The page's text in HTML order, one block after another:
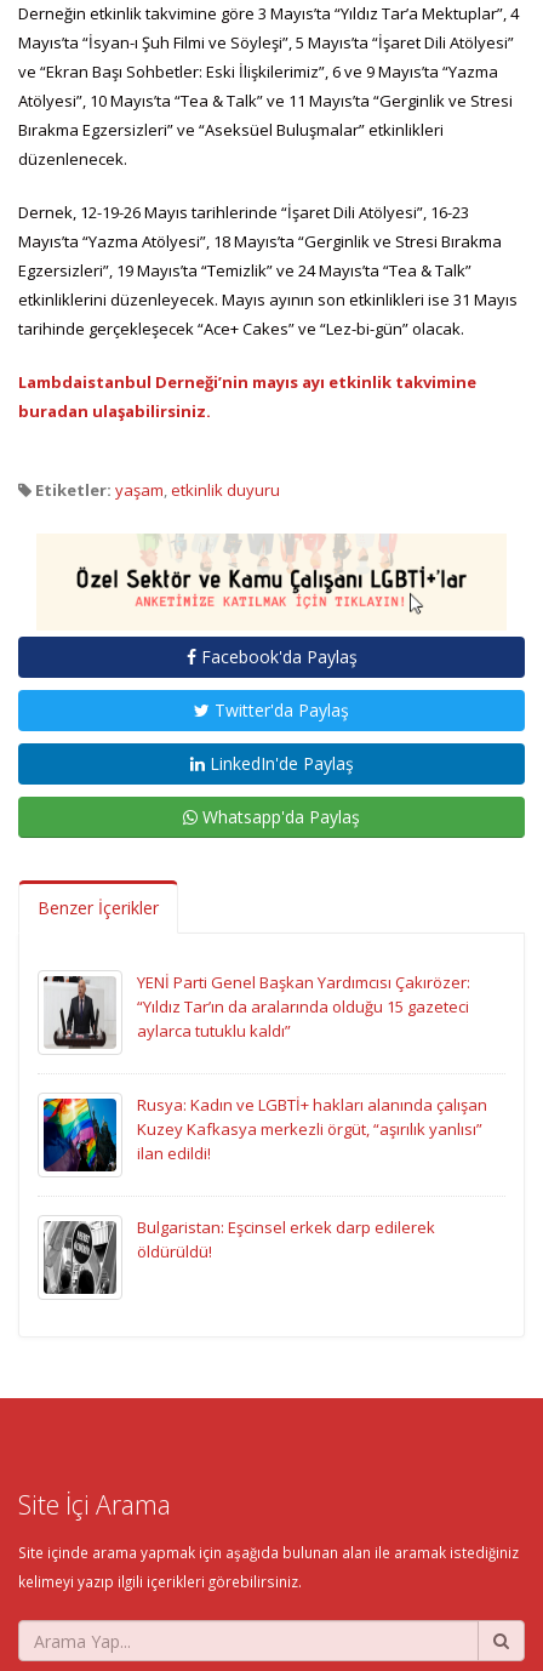
Derneğin etkinlik takvimine göre 3 Mayıs’ta “Yıldız Tar’a Mektuplar”, 4
Mayıs’ta “İsyan-ı Şuh Filmi ve Söyleşi”, 5 Mayıs’ta “İşaret Dili Atölyesi”
ve “Ekran Başı Sohbetler: Eski İlişkilerimiz”, 6 ve 9 Mayıs’ta “Yazma
Atölyesi”, 10 Mayıs’ta “Tea & Talk” ve 11 Mayıs’ta “Gerginlik ve Stresi
Bırakma Egzersizleri” ve “Aseksüel Buluşmalar” etkinlikleri
düzenlenecek.
Dernek, 12-19-26 Mayıs tarihlerinde “İşaret Dili Atölyesi”, 16-23
Mayıs’ta “Yazma Atölyesi”, 18 Mayıs’ta “Gerginlik ve Stresi Bırakma
Egzersizleri”, 19 Mayıs’ta “Temizlik” ve 24 Mayıs’ta “Tea & Talk”
etkinliklerini düzenleyecek. Mayıs ayının son etkinlikleri ise 31 Mayıs
tarihinde gerçekleşecek “Ace+ Cakes” ve “Lez-bi-gün” olacak.
Lambdaistanbul Derneği’nin mayıs ayı etkinlik takvimine
buradan ulaşabilirsiniz.
Etiketler: yaşam,etkinlik duyuru
Facebook'da Paylaş
Twitter'da Paylaş
LinkedIn'de Paylaş
Whatsapp'da Paylaş
Benzer İçerikler
YENİ Parti Genel Başkan Yardımcısı Çakırözer:
“Yıldız Tar’ın da aralarında olduğu 15 gazeteci
aylarca tutuklu kaldı”
Rusya: Kadın ve LGBTİ+ hakları alanında çalışan
Kuzey Kafkasya merkezli örgüt, “aşırılık yanlısı”
ilan edildi!
Bulgaristan: Eşcinsel erkek darp edilerek
öldürüldü!
Site İçi Arama
Site içinde arama yapmak için aşağıda bulunan alan ile aramak istediğiniz
kelimeyi yazıp ilgili içerikleri görebilirsiniz.